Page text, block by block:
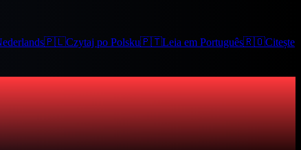
🇵🇱Czytaj po Polsku🇵🇹Leia em Português🇷🇴Citește